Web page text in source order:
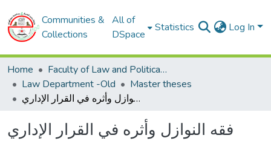
Communities &
Collections
All of
DSpace
Statistics Log In
Home
Faculty of Law and Political Sciences
Law Department -Old
Master theses
فقه النوازل وأثره في القرار الإداري
فقه النوازل وأثره في القرار الإداري